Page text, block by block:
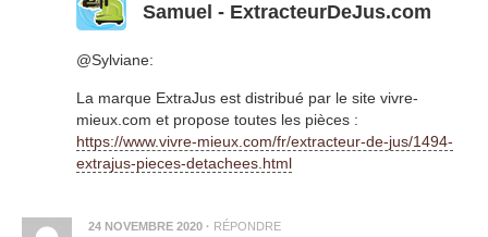
Samuel - ExtracteurDeJus.com
@Sylviane:
La marque ExtraJus est distribué par le site vivre-
mieux.com et propose toutes les pièces :
https://www.vivre-mieux.com/fr/extracteur-de-jus/1494-
extrajus-pieces-detachees.html
24 NOVEMBRE 2020 · RÉPONDRE